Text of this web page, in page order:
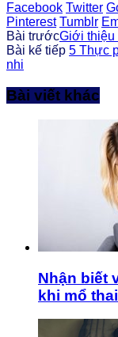
Facebook Twitter
Pinterest Tumblr
Bài trướcGiới thiệu
Bài kế tiếp 5 Thực
nhi
Bài viết khác
Nhận biết
khi mổ